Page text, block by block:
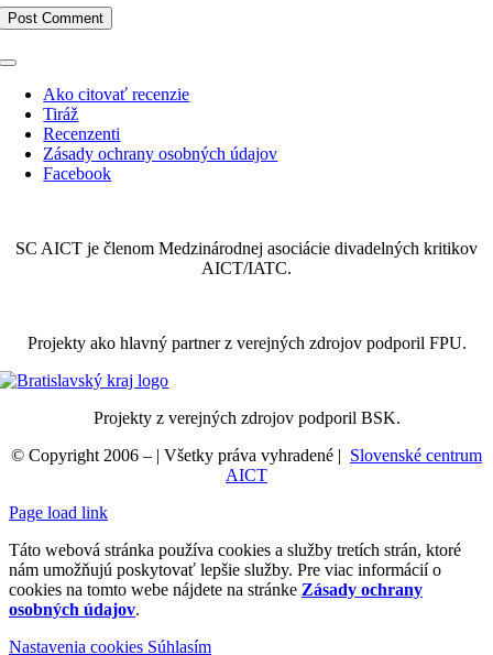
Toggle
NavigationAko citovať recenzie
Tiráž
Recenzenti
Zásady ochrany osobných údajov
Facebook
SC AICT je členom Medzinárodnej asociácie divadelných kritikov
AICT/IATC.
Projekty ako hlavný partner z verejných zdrojov podporil FPU.
Projekty z verejných zdrojov podporil BSK.
© Copyright 2006 – | Všetky práva vyhradené | Slovenské centrum
AICT
Page load link
Táto webová stránka používa cookies a služby tretích strán, ktoré
nám umožňujú poskytovať lepšie služby. Pre viac informácií o
cookies na tomto webe nájdete na stránke Zásady ochrany
osobných údajov.
Nastavenia cookies Súhlasím